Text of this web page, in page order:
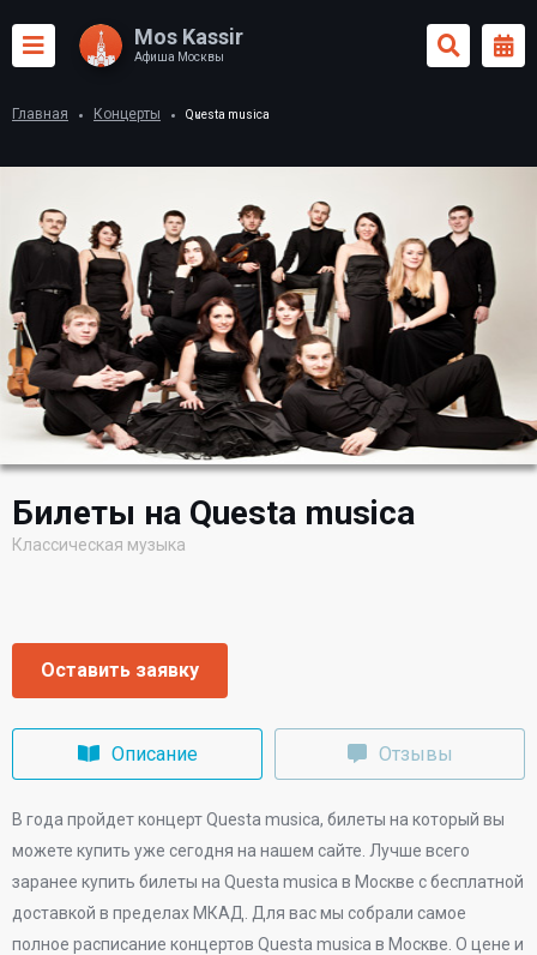
Mos Kassir
Афиша Москвы
Главная Концерты Questa musica
Билеты на Questa musica
Классическая музыка
Оставить заявку
Описание Отзывы
В года пройдет концерт Questa musica, билеты на который вы
можете купить уже сегодня на нашем сайте. Лучше всего
заранее купить билеты на Questa musica в Москве с бесплатной
доставкой в пределах МКАД. Для вас мы собрали самое
полное расписание концертов Questa musica в Москве. О цене и